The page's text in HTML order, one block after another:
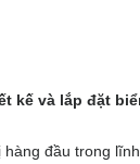
kế và lắp đặt
đầu trong